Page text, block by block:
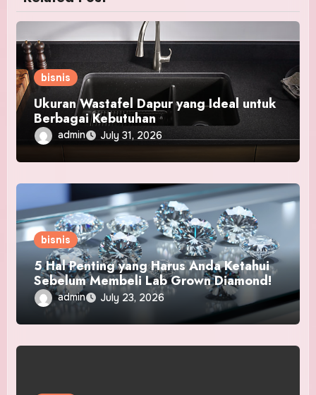
bisnis
Ukuran Wastafel Dapur yang Ideal untuk
Berbagai Kebutuhan
admin July 31, 2026
bisnis
5 Hal Penting yang Harus Anda Ketahui
Sebelum Membeli Lab Grown Diamond!
admin July 23, 2026